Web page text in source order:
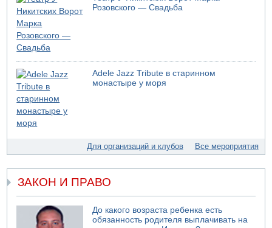
для уклонистов-харедим
07.08.2026 17:48
В Иерусалиме водитель врезался в забор и серьезно
пострадал
Ливанская армия сообщила о ранении солдата
07.08.2026 13:39
Моджтаба Хаменеи в плохом состоянии
07.08.2026 11:55
Министр обороны ушел с заседания кабинета на
07.08.2026 11:05
Саудовская Аравия опасается нападения хуситов и
иракских ополченцев
Розовского — Свадьба
Adele Jazz Tribute в старинном
монастыре у моря
Для организаций и клубов Все мероприятия
ЗАКОН И ПРАВО
До какого возраста ребенка есть
обязанность родителя выплачивать на